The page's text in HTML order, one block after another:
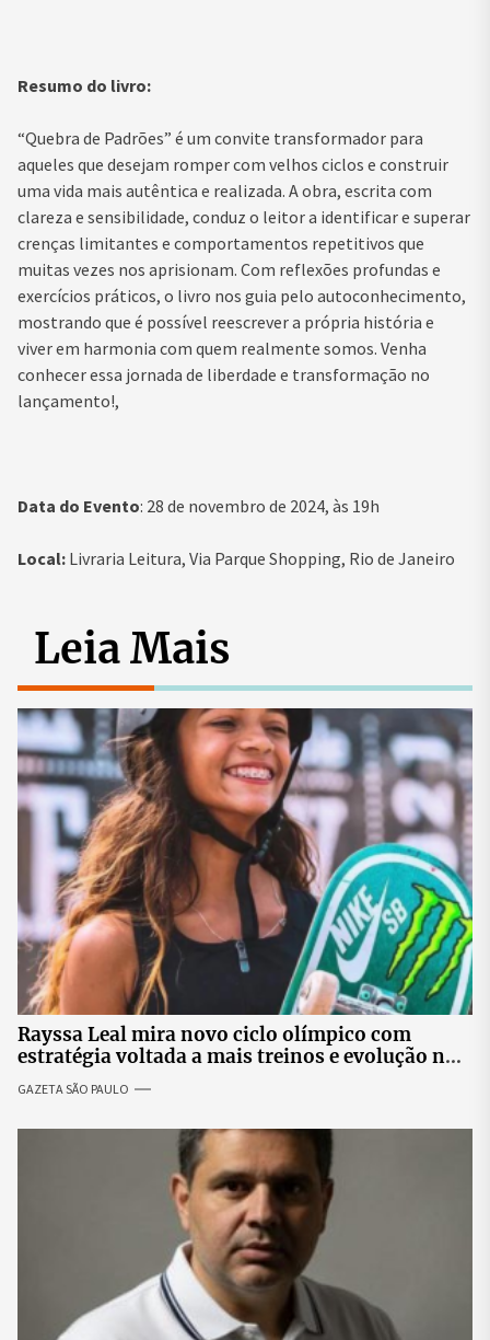
Resumo do livro:
“Quebra de Padrões” é um convite transformador para
aqueles que desejam romper com velhos ciclos e construir
uma vida mais autêntica e realizada. A obra, escrita com
clareza e sensibilidade, conduz o leitor a identificar e superar
crenças limitantes e comportamentos repetitivos que
muitas vezes nos aprisionam. Com reflexões profundas e
exercícios práticos, o livro nos guia pelo autoconhecimento,
mostrando que é possível reescrever a própria história e
viver em harmonia com quem realmente somos. Venha
conhecer essa jornada de liberdade e transformação no
lançamento!,
Data do Evento: 28 de novembro de 2024, às 19h
Local: Livraria Leitura, Via Parque Shopping, Rio de Janeiro
Leia Mais
Rayssa Leal mira novo ciclo olímpico com
estratégia voltada a mais treinos e evolução no
GAZETA SÃO PAULO